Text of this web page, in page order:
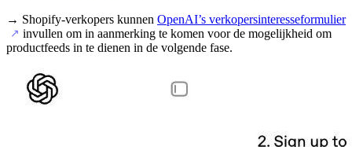
→ Shopify-verkopers kunnen OpenAI’s verkopersinteresseformulier
↗ invullen om in aanmerking te komen voor de mogelijkheid om
productfeeds in te dienen in de volgende fase.